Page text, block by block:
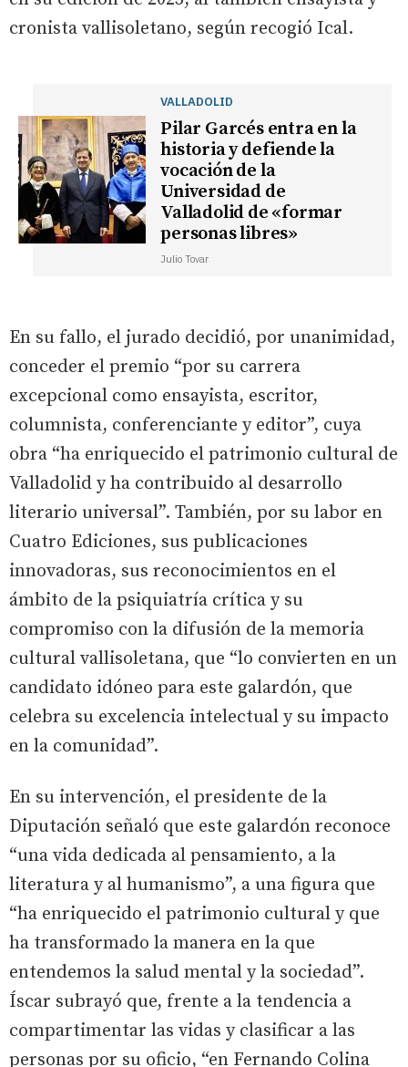
cronista vallisoletano, según recogió Ical.
VALLADOLID
Pilar Garcés entra en la
historia y defiende la
vocación de la
Universidad de
Valladolid de «formar
personas libres»
Julio Tovar
En su fallo, el jurado decidió, por unanimidad,
conceder el premio “por su carrera
excepcional como ensayista, escritor,
columnista, conferenciante y editor”, cuya
obra “ha enriquecido el patrimonio cultural de
Valladolid y ha contribuido al desarrollo
literario universal”. También, por su labor en
Cuatro Ediciones, sus publicaciones
innovadoras, sus reconocimientos en el
ámbito de la psiquiatría crítica y su
compromiso con la difusión de la memoria
cultural vallisoletana, que “lo convierten en un
candidato idóneo para este galardón, que
celebra su excelencia intelectual y su impacto
en la comunidad”.
En su intervención, el presidente de la
Diputación señaló que este galardón reconoce
“una vida dedicada al pensamiento, a la
literatura y al humanismo”, a una figura que
“ha enriquecido el patrimonio cultural y que
ha transformado la manera en la que
entendemos la salud mental y la sociedad”.
Íscar subrayó que, frente a la tendencia a
compartimentar las vidas y clasificar a las
personas por su oficio, “en Fernando Colina